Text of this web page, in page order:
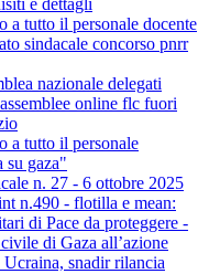
e dettagli
a tutto il personale docente
sindacale concorso pnrr
nazionale delegati
online flc fuori
a tutto il personale
su gaza"
n. 27 - 6 ottobre 2025
n.490 - flotilla e mean:
di Pace da proteggere -
di Gaza all’azione
snadir rilancia